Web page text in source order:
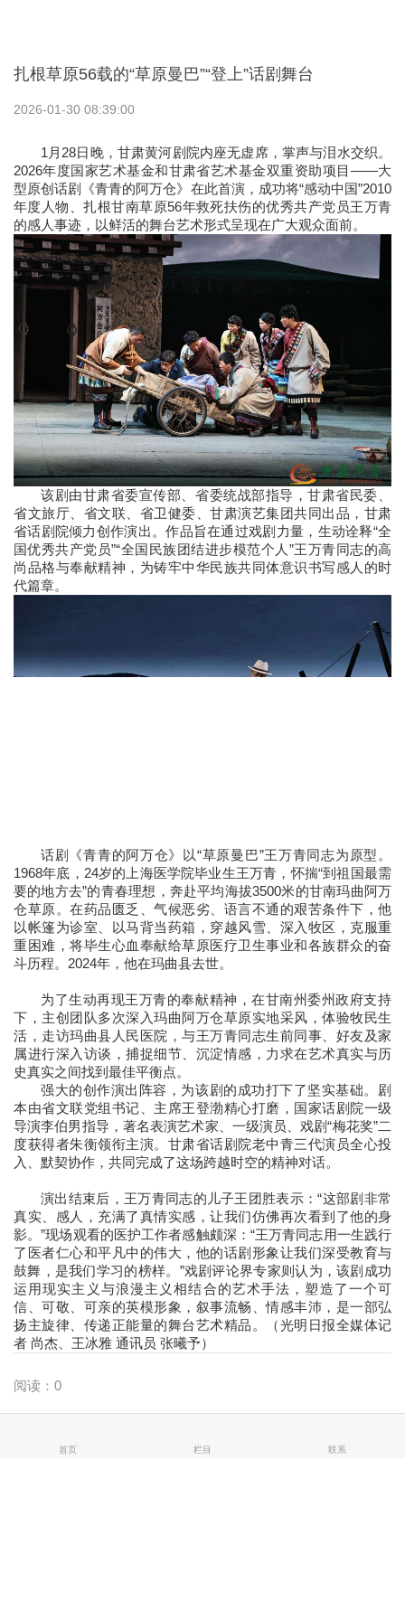
扎根草原56载的“草原曼巴”“登上”话剧舞台
2026-01-30 08:39:00
1月28日晚，甘肃黄河剧院内座无虚席，掌声与泪水交织。
2026年度国家艺术基金和甘肃省艺术基金双重资助项目——大
型原创话剧《青青的阿万仓》在此首演，成功将“感动中国”2010
年度人物、扎根甘南草原56年救死扶伤的优秀共产党员王万青
的感人事迹，以鲜活的舞台艺术形式呈现在广大观众面前。
该剧由甘肃省委宣传部、省委统战部指导，甘肃省民委、
省文旅厅、省文联、省卫健委、甘肃演艺集团共同出品，甘肃
省话剧院倾力创作演出。作品旨在通过戏剧力量，生动诠释“全
国优秀共产党员”“全国民族团结进步模范个人”王万青同志的高
尚品格与奉献精神，为铸牢中华民族共同体意识书写感人的时
代篇章。
话剧《青青的阿万仓》以“草原曼巴”王万青同志为原型。
1968年底，24岁的上海医学院毕业生王万青，怀揣“到祖国最需
要的地方去”的青春理想，奔赴平均海拔3500米的甘南玛曲阿万
仓草原。在药品匮乏、气候恶劣、语言不通的艰苦条件下，他
以帐篷为诊室、以马背当药箱，穿越风雪、深入牧区，克服重
重困难，将毕生心血奉献给草原医疗卫生事业和各族群众的奋
斗历程。2024年，他在玛曲县去世。
为了生动再现王万青的奉献精神，在甘南州委州政府支持
下，主创团队多次深入玛曲阿万仓草原实地采风，体验牧民生
活，走访玛曲县人民医院，与王万青同志生前同事、好友及家
属进行深入访谈，捕捉细节、沉淀情感，力求在艺术真实与历
史真实之间找到最佳平衡点。
强大的创作演出阵容，为该剧的成功打下了坚实基础。剧
本由省文联党组书记、主席王登渤精心打磨，国家话剧院一级
导演李伯男指导，著名表演艺术家、一级演员、戏剧“梅花奖”二
度获得者朱衡领衔主演。甘肃省话剧院老中青三代演员全心投
入、默契协作，共同完成了这场跨越时空的精神对话。
演出结束后，王万青同志的儿子王团胜表示：“这部剧非常
真实、感人，充满了真情实感，让我们仿佛再次看到了他的身
影。”现场观看的医护工作者感触颇深：“王万青同志用一生践行
了医者仁心和平凡中的伟大，他的话剧形象让我们深受教育与
鼓舞，是我们学习的榜样。”戏剧评论界专家则认为，该剧成功
运用现实主义与浪漫主义相结合的艺术手法，塑造了一个可
信、可敬、可亲的英模形象，叙事流畅、情感丰沛，是一部弘
扬主旋律、传递正能量的舞台艺术精品。（光明日报全媒体记
者 尚杰、王冰雅 通讯员 张曦予）
阅读： 0
演出承接 剧场经营 教育培训
首页 栏目 联系